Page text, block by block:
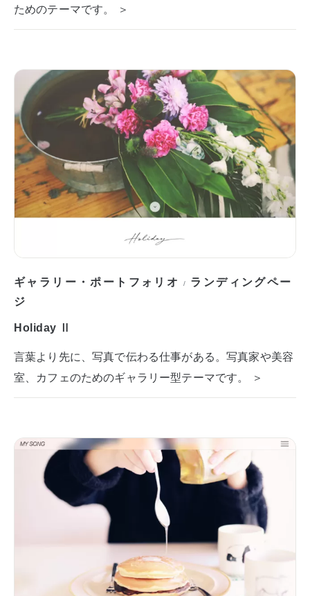
ためのテーマです。 ＞
ギャラリー・ポートフォリオ / ランディングペー
ジ
Holiday Ⅱ
言葉より先に、写真で伝わる仕事がある。写真家や美容
室、カフェのためのギャラリー型テーマです。 ＞